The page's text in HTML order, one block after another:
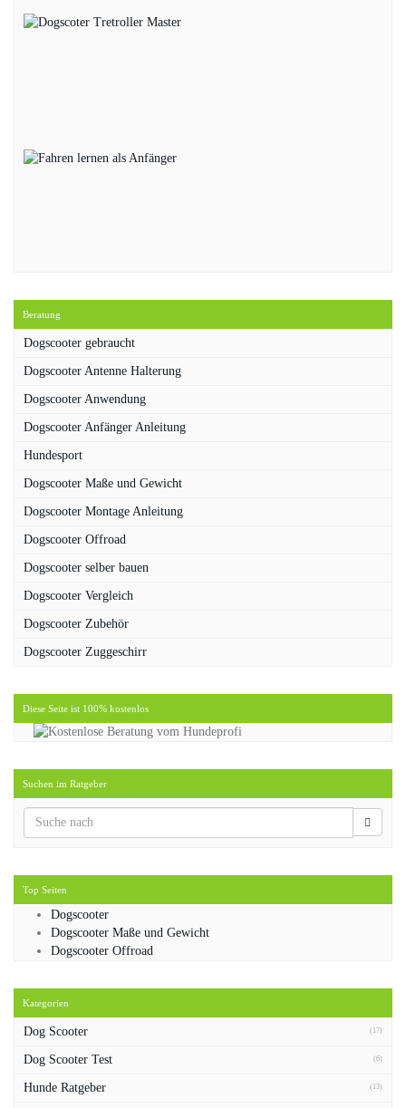
Beratung
Dogscooter gebraucht
Dogscooter Antenne Halterung
Dogscooter Anwendung
Dogscooter Anfänger Anleitung
Hundesport
Dogscooter Maße und Gewicht
Dogscooter Montage Anleitung
Dogscooter Offroad
Dogscooter selber bauen
Dogscooter Vergleich
Dogscooter Zubehör
Dogscooter Zuggeschirr
Diese Seite ist 100% kostenlos
Suchen im Ratgeber
Top Seiten
Dogscooter
Dogscooter Maße und Gewicht
Dogscooter Offroad
Kategorien
Dog Scooter (17)
Dog Scooter Test (6)
Hunde Ratgeber (13)